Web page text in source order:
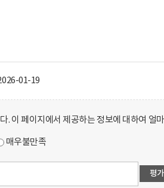
01-19
. 이 페이지에서 제공하는 정보에 대하여 얼
매우불만족